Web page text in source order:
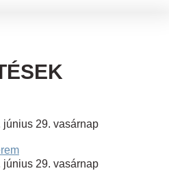
június 29. vasárnap
június 29. vasárnap